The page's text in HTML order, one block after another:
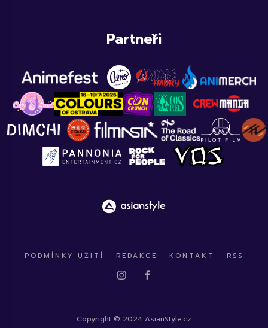
Partneři
PODMÍNKY UŽITÍ REDAKCE KONTAKT RSS
Copyright © 2024 AsianStyle.cz